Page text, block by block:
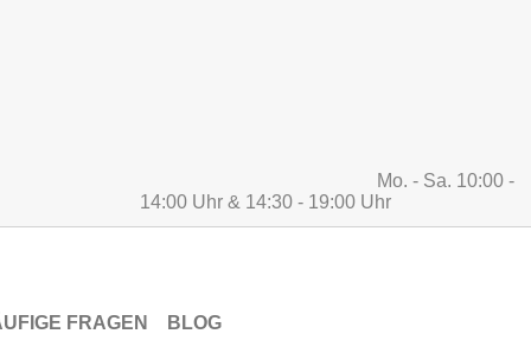
Mo. - Sa. 10:00 -
14:00 Uhr & 14:30 - 19:00 Uhr
FRAGEN BLOG